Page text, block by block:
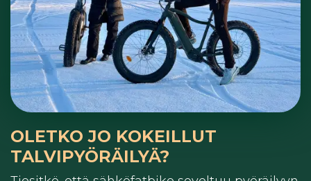
OLETKO JO KOKEILLUT
TALVIPYÖRÄILYÄ?